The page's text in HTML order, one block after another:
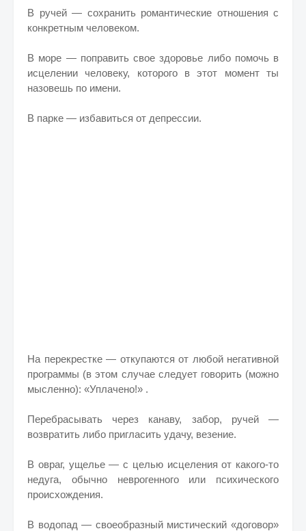
В ручей — сохранить романтические отношения с
конкретным человеком.
В море — поправить свое здоровье либо помочь в
исцелении человеку, которого в этот момент ты
назовешь по имени.
В парке — избавиться от депрессии.
На перекрестке — откупаются от любой негативной
программы (в этом случае следует говорить (можно
мысленно): «Уплачено!» .
Перебрасывать через канаву, забор, ручей —
возвратить либо пригласить удачу, везение.
В овраг, ущелье — с целью исцеления от какого-то
недуга, обычно неврогенного или психического
происхождения.
В водопад — своеобразный мистический «договор»